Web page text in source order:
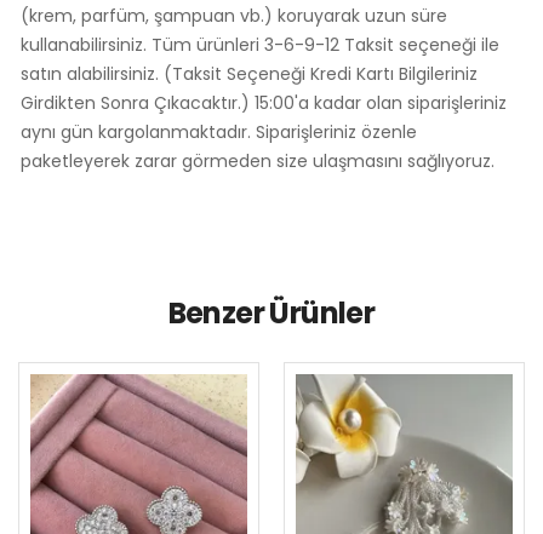
(k rem, parfüm, şampuan vb.) koruyarak uzun süre
kullanabilirsiniz. Tüm ürünleri 3-6-9-12 Taksit seçeneği ile
satın alabilirsiniz. (Taksit Seçeneği Kredi Kartı Bilgileriniz
Girdikten Sonra Çıkacaktır.) 15:00'a kadar olan siparişleriniz
aynı gün kargolanmaktadır. Siparişleriniz özenle
paketleyerek zarar görmeden size ulaşmasını sağlıyoruz.
Benzer Ürünler